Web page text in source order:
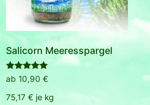
Salicorn Meeresspargel
Bewertet
mit
von 5
ab 10,90 €
75,17 € je kg